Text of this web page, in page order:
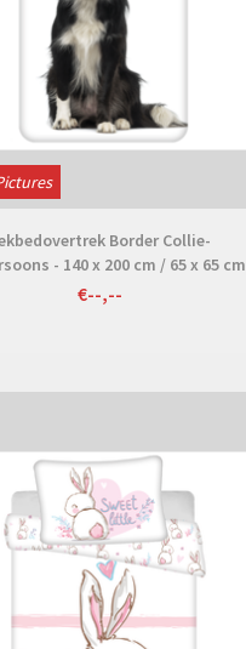
Border Collie-
- 140 x 200 cm / 65 x 65 cm
- Katoen
€--,--